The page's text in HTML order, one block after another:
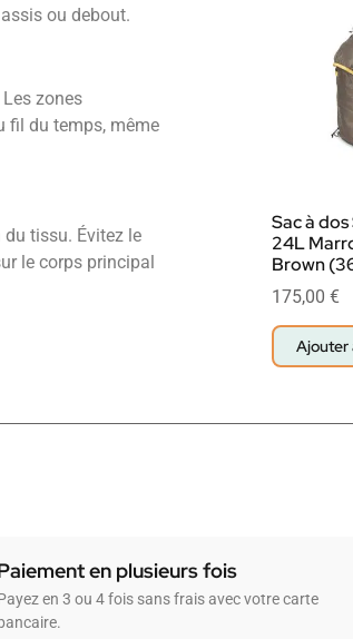
ou debout.
zones
fil du temps, même
du tissu. Évitez le
le corps principal
Sac à
24L
Brown
175,00 €
Ajouter
en plusieurs fois
en 3 ou 4 fois sans frais avec votre carte